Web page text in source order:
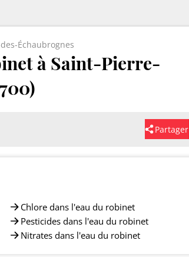
Échaubrognes
à Saint-Pierre-
Partager
Chlore dans l'eau du robinet
Pesticides dans l'eau du robinet
Nitrates dans l'eau du robinet